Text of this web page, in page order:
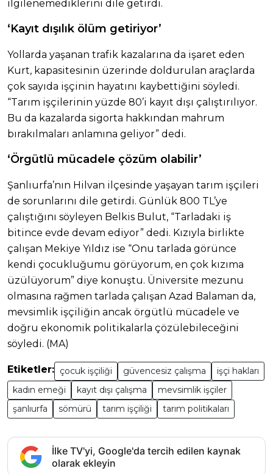
ilgilenemediklerini dile getirdi.
‘Kayıt dışılık ölüm getiriyor’
Yollarda yaşanan trafik kazalarına da işaret eden
Kurt, kapasitesinin üzerinde doldurulan araçlarda
çok sayıda işçinin hayatını kaybettiğini söyledi.
“Tarım işçilerinin yüzde 80’i kayıt dışı çalıştırılıyor.
Bu da kazalarda sigorta hakkından mahrum
bırakılmaları anlamına geliyor” dedi.
‘Örgütlü mücadele çözüm olabilir’
Şanlıurfa’nın Hilvan ilçesinde yaşayan tarım işçileri
de sorunlarını dile getirdi. Günlük 800 TL’ye
çalıştığını söyleyen Belkis Bulut, “Tarladaki iş
bitince evde devam ediyor” dedi. Kızıyla birlikte
çalışan Mekiye Yıldız ise “Onu tarlada görünce
kendi çocukluğumu görüyorum, en çok kızıma
üzülüyorum” diye konuştu. Üniversite mezunu
olmasına rağmen tarlada çalışan Azad Balaman da,
mevsimlik işçiliğin ancak örgütlü mücadele ve
doğru ekonomik politikalarla çözülebileceğini
söyledi. (MA)
Etiketler: çocuk işçiliği güvencesiz çalışma
işçi hakları
kadın emeği
kayıt dışı çalışma
mevsimlik işçiler
şanlıurfa
sömürü tarım işçiliği tarım politikaları
İlke TV'yi, Google'da tercih edilen kaynak
olarak ekleyin